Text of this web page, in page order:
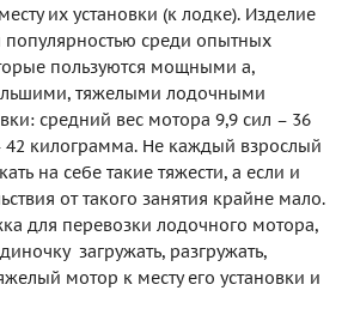
их установки (к лодке). Изделие
популярностью среди опытных
пользуются мощными а,
тяжелыми лодочными
средний вес мотора 9,9 сил – 36
42 килограмма. Не каждый взрослый
на себе такие тяжести, а если и
от такого занятия крайне мало.
для перевозки лодочного мотора,
загружать, разгружать,
мотор к месту его установки и